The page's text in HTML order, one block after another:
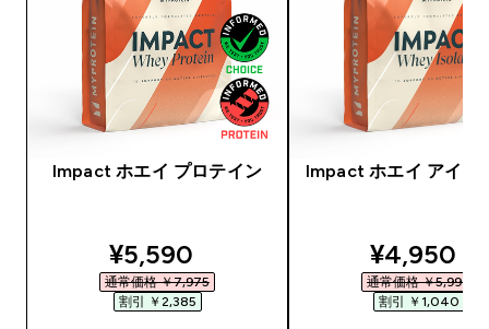
Impact ホエイ プロテイン
discounted price
¥5,590‎
通常価格 ￥7,975‎
割引 ￥2,385‎
Impact ホエイ アイソ
¥4,950‎
通常価格 ￥5,990‎
割引 ￥1,040‎